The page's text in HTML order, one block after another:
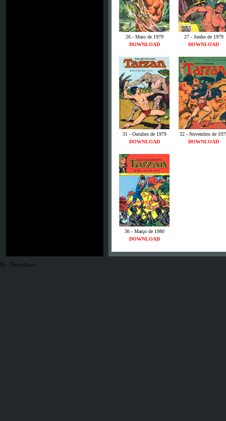
26 - Maio de 1979
27 - Junho de 1979
DOWNLOAD
DOWNLOAD
31 - Outubro de 1979
32 - Novembro de
DOWNLOAD
DOWNLOAD
36 - Março de 1980
DOWNLOAD
By: Oscardiaco